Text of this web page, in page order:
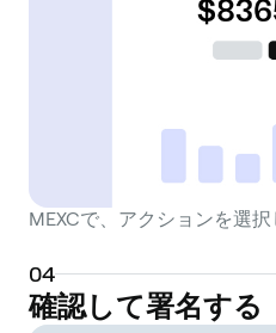
MEXCで、アクションを選択
04
確認して署名する